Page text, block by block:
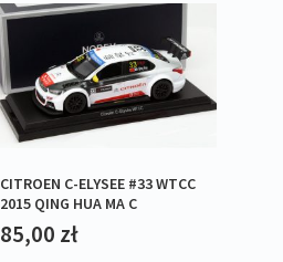
CITROEN C-ELYSEE #33 WTCC
2015 QING HUA MA C
85,00 zł